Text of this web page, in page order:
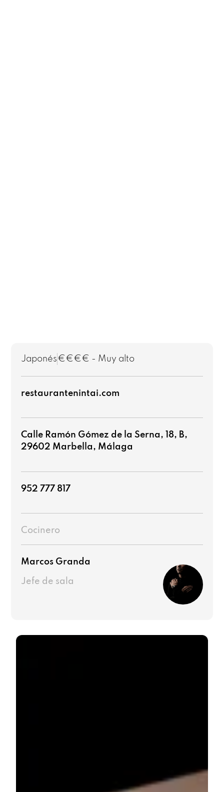
Japonés €€€€ - Muy alto
restaurantenintai.com
Calle Ramón Gómez de la Serna, 18, B,
29602 Marbella, Málaga
952 777 817
Cocinero
Marcos Granda
Jefe de sala